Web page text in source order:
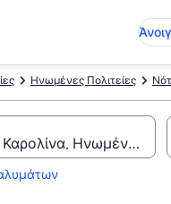
Ηνωμένες Πολιτείες